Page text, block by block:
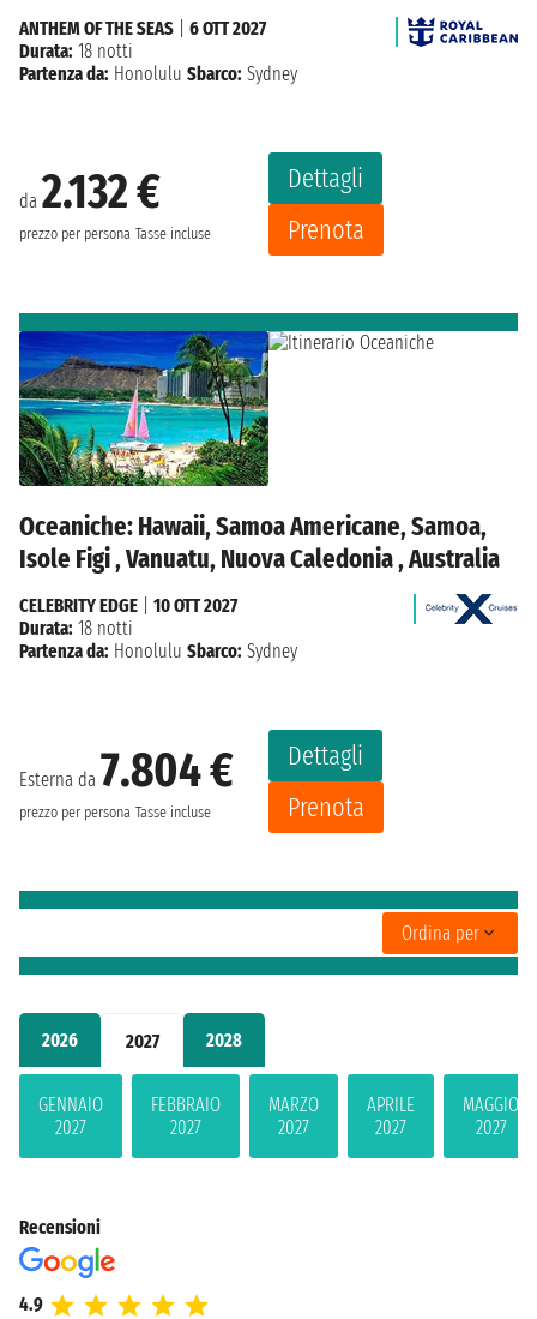
2026 2027 2028
GENNAIO
2027
FEBBRAIO
2027
MARZO
2027
APRILE
2027
MAGGIO
2027
da 2.132 €
prezzo per persona Tasse incluse
Dettagli
Prenota
ANTHEM OF THE SEAS
6 OTT 2027
Durata: 18 notti
Partenza da: Honolulu Sbarco: Sydney
Oceaniche: Hawaii, Samoa Americane, Samoa,
Isole Figi , Vanuatu, Nuova Caledonia , Australia
Esterna da 7.804 €
prezzo per persona Tasse incluse
Dettagli
Prenota
CELEBRITY EDGE
10 OTT 2027
Durata: 18 notti
Partenza da: Honolulu Sbarco: Sydney
Ordina per
Recensioni
4.9